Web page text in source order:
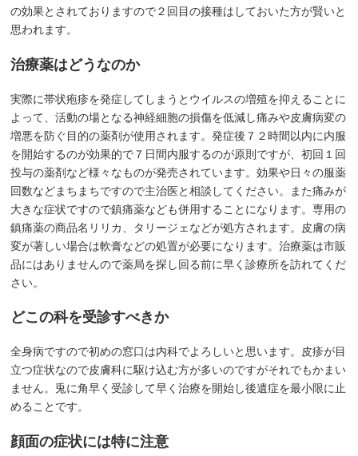
の効果とされておりますので２回目の接種はしておいた方が賢いと
思われます。
治療薬はどうなのか
実際に帯状疱疹を発症してしまうとウイルスの増殖を抑えることに
よって、活動の場となる神経細胞の損傷を低減し痛みや皮膚病変の
増悪を防ぐ目的の薬剤が使用されます。発症後７２時間以内に内服
を開始するのが効果的で７日間内服するのが原則ですが、初回１回
投与の薬剤など様々なものが発売されています。効果や日々の服薬
回数などまちまちですので主治医と相談してください。また痛みが
大きな症状ですので鎮痛薬なども併用することになります。専用の
鎮痛薬の商品名リリカ、タリージェなどが処方されます。皮膚の病
変が著しい場合は軟膏などの処置が必要になります。治療薬は市販
品にはありませんので薬局を探し回る前に早く診療所を訪れてくだ
さい。
どこの科を受診すべきか
全身病ですので初めの窓口は内科でよろしいと思います。皮疹が目
立つ症状なので皮膚科に駆け込む方が多いのですがそれでもかまい
ません。兎に角早く受診して早く治療を開始し後遺症を最小限に止
めることです。
顔面の症状には特に注意